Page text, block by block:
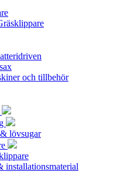
och tillbehör
lövsugar
installationsmaterial